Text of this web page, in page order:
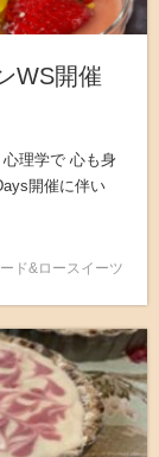
WS開催
理学で 心も身
開催に伴い
ド&ロースイーツ